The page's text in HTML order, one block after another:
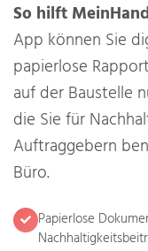
So hilft
App können Sie
papierlose
auf der Baustelle
die Sie für
Auftraggebern
Büro.
Papierlose